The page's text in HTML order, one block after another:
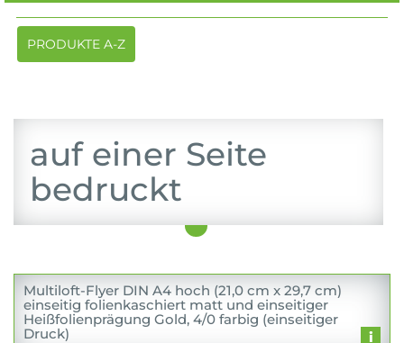
Toggle
navigation
PRODUKTE A-Z
auf einer Seite
bedruckt
Multiloft-Flyer DIN A4 hoch (21,0 cm x 29,7 cm)
einseitig folienkaschiert matt und einseitiger
Heißfolienprägung Gold, 4/0 farbig (einseitiger
Druck)